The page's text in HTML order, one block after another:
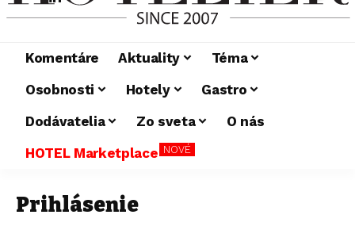
Komentáre Aktuality
Téma
Osobnosti
Hotely
Gastro
Dodávatelia
Zo sveta
O nás
HOTEL Marketplace NOVÉ
Prihlásenie